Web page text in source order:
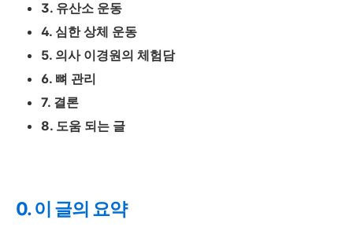
3. 유산소 운동
4. 심한 상체 운동
5. 의사 이경원의 체험담
6. 뼈 관리
7. 결론
8. 도움 되는 글
0. 이 글의 요약